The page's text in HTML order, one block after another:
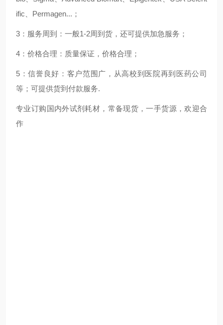
ific、Permagen...；
3：服务周到：一般1-2周到货，还可提供加急服务；
4：价格合理：质量保证，价格合理；
5：信誉良好：客户范围广，从高校到医院再到医药公司
等；可提供货到付款服务.
专业订购国内外试剂耗材，常备现货，一手货源，欢迎合
作